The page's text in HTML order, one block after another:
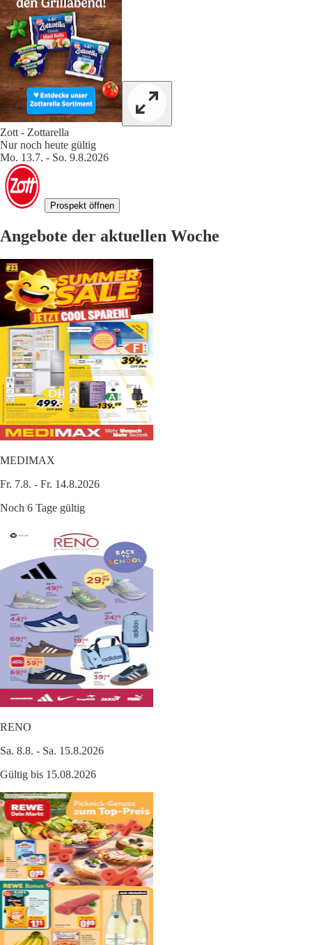
Zott - Zottarella
Nur noch heute gültig
Mo. 13.7. - So. 9.8.2026
Prospekt öffnen
Angebote der aktuellen Woche
MEDIMAX
Fr. 7.8. - Fr. 14.8.2026
Noch 6 Tage gültig
RENO
Sa. 8.8. - Sa. 15.8.2026
Gültig bis 15.08.2026